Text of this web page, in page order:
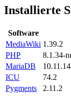
Installierte
Software
MediaWiki 1.39.2
PHP
8.1.34-
MariaDB
ICU
74.2
Pygments
2.11.2